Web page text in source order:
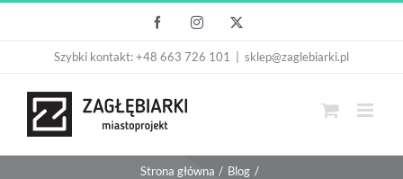
zawartości
FacebookInstagram
Szybki kontakt: +48 663 726 101 sklep@zaglebiarki.pl
Strona główna
Blog